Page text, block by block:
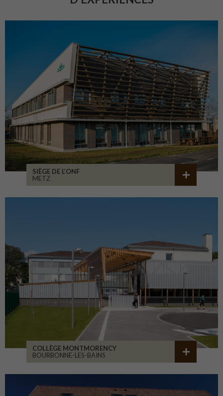
SIÈGE DE L’ONF
METZ
COLLÈGE MONTMORENCY
BOURBONNE-LES-BAINS